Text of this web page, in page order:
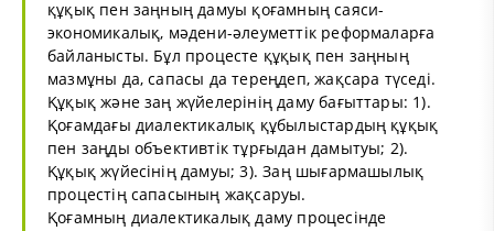
құқық пен заңның дамуы қоғамның саяси-
экономикалық, мәдени-әлеуметтік реформаларға
байланысты. Бұл процесте құқық пен заңның
мазмұны да, сапасы да тереңдеп, жақсара түседі.
Құқық және заң жүйелерінің даму бағыттары: 1).
Қоғамдағы диалектикалық құбылыстардың құқық
пен заңды объективтік тұрғыдан дамытуы; 2).
Құқық жүйесінің дамуы; 3). Заң шығармашылық
процестің сапасының жақсаруы.
Қоғамның диалектикалық даму процесінде